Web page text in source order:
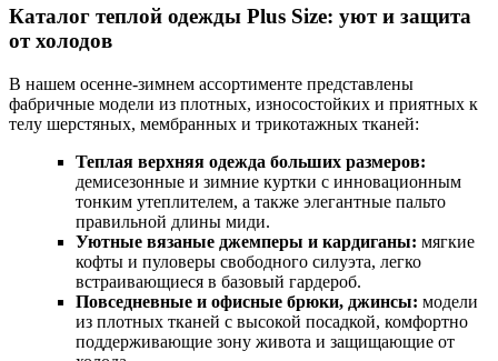
Каталог теплой одежды Plus Size: уют и защита
от холодов
В нашем осенне-зимнем ассортименте представлены
фабричные модели из плотных, износостойких и приятных к
телу шерстяных, мембранных и трикотажных тканей:
Теплая верхняя одежда больших размеров:
демисезонные и зимние куртки с инновационным
тонким утеплителем, а также элегантные пальто
правильной длины миди.
Уютные вязаные джемперы и кардиганы: мягкие
кофты и пуловеры свободного силуэта, легко
встраивающиеся в базовый гардероб.
Повседневные и офисные брюки, джинсы: модели
из плотных тканей с высокой посадкой, комфортно
поддерживающие зону живота и защищающие от